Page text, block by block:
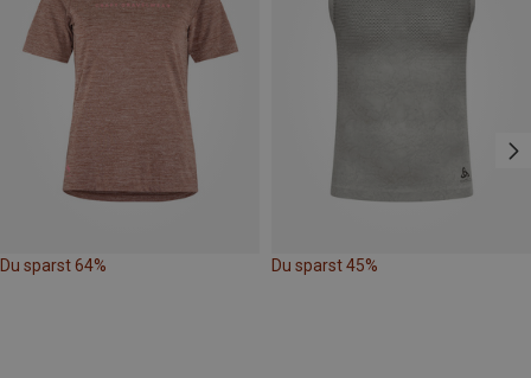
Du sparst 64% Du sparst 45%